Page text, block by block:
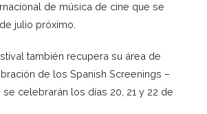
de música de cine que se
julio próximo.
también recupera su área de
de los Spanish Screenings –
se celebrarán los días 20, 21 y 22 de